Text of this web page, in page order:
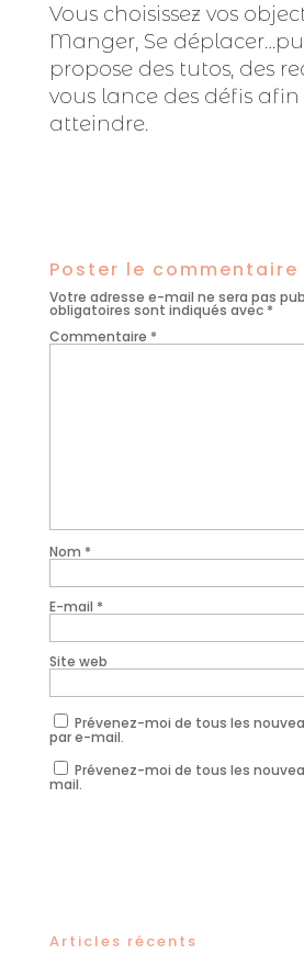
Vous choisissez vos
Manger, Se
propose des tutos, des
vous lance des défis afin
atteindre.
Poster le commentaire
Votre adresse e-mail ne sera pas
obligatoires sont indiqués avec *
Commentaire *
Nom *
E-mail *
Site web
Prévenez-moi de tous les
par e-mail.
Prévenez-moi de tous les
mail.
Articles récents